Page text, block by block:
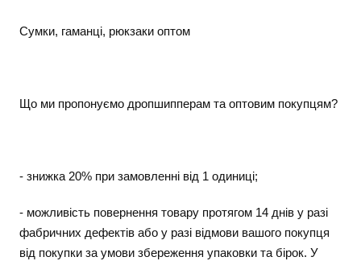
Сумки, гаманці, рюкзаки оптом
Що ми пропонуємо дропшипперам та оптовим покупцям?
- знижка 20% при замовленні від 1 одиниці;
- можливість повернення товару протягом 14 днів у разі
фабричних дефектів або у разі відмови вашого покупця
від покупки за умови збереження упаковки та бірок. У